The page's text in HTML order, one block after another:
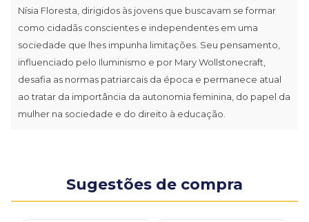
Nísia Floresta, dirigidos às jovens que buscavam se formar
como cidadãs conscientes e independentes em uma
sociedade que lhes impunha limitações. Seu pensamento,
influenciado pelo Iluminismo e por Mary Wollstonecraft,
desafia as normas patriarcais da época e permanece atual
ao tratar da importância da autonomia feminina, do papel da
mulher na sociedade e do direito à educação.
Sugestões de compra